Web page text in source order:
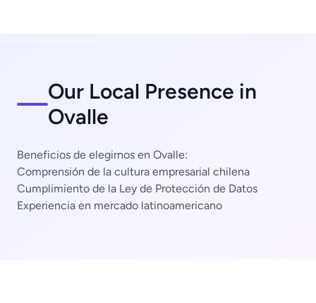
Our Local Presence in
Ovalle
Beneficios de elegirnos en Ovalle:
Comprensión de la cultura empresarial chilena
Cumplimiento de la Ley de Protección de Datos
Experiencia en mercado latinoamericano